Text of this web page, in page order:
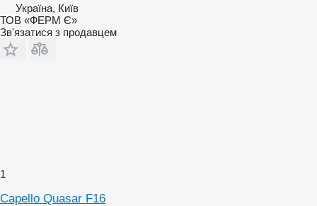
Україна, Київ
ТОВ «ФЕРМ Є»
Зв'язатися з продавцем
1
Capello Quasar F16